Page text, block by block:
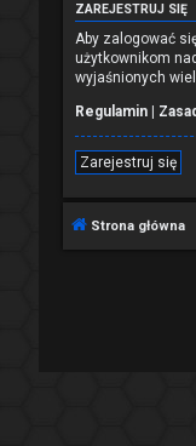
ZAREJESTRUJ SIĘ
Aby zalogować
użytkownikom
wyjaśnionych
Regulamin |
Zarejestruj się
Strona główna